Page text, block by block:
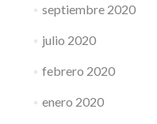
septiembre 2020
julio 2020
febrero 2020
enero 2020